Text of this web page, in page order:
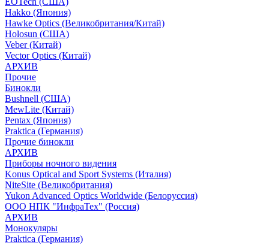
Hakko (Япония)
Hawke Optics (Великобритания/Китай)
Holosun (США)
Veber (Китай)
Vector Optics (Китай)
АРХИВ
Прочие
Бинокли
Bushnell (США)
MewLite (Китай)
Pentax (Япония)
Praktica (Германия)
Прочие бинокли
АРХИВ
Приборы ночного видения
Konus Optical and Sport Systems (Италия)
NiteSite (Великобритания)
Yukon Advanced Optics Worldwide (Белоруссия)
ООО НПК "ИнфраТех" (Россия)
АРХИВ
Монокуляры
Praktica (Германия)